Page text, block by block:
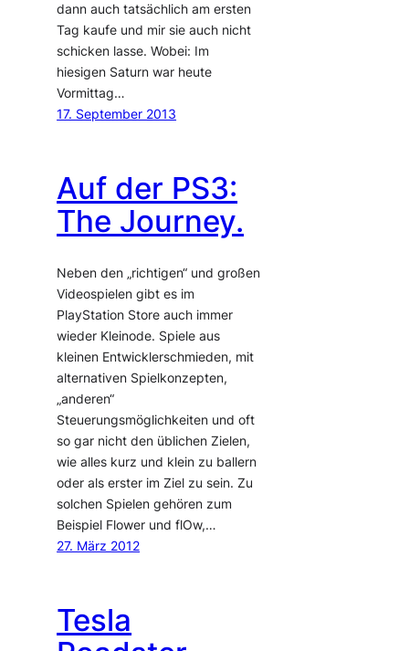
dann auch tatsächlich am ersten
Tag kaufe und mir sie auch nicht
schicken lasse. Wobei: Im
hiesigen Saturn war heute
Vormittag…
17. September 2013
Auf der PS3:
The Journey.
Neben den „richtigen“ und großen
Videospielen gibt es im
PlayStation Store auch immer
wieder Kleinode. Spiele aus
kleinen Entwicklerschmieden, mit
alternativen Spielkonzepten,
„anderen“
Steuerungsmöglichkeiten und oft
so gar nicht den üblichen Zielen,
wie alles kurz und klein zu ballern
oder als erster im Ziel zu sein. Zu
solchen Spielen gehören zum
Beispiel Flower und flOw,…
27. März 2012
Tesla